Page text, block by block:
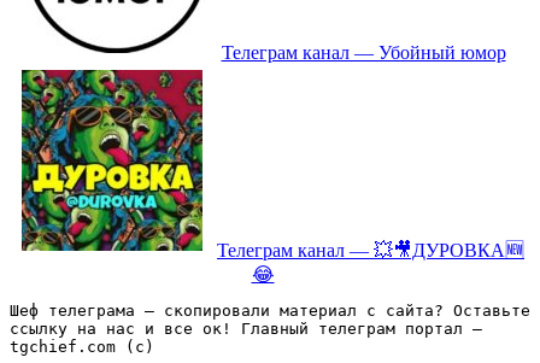
Телеграм канал — Убойный юмор
Телеграм канал — 💥🎥ДУРОВКА🆕
😂
Шеф телеграма – скопировали материал с сайта? Оставьте
ссылку на нас и все ок! Главный телеграм портал –